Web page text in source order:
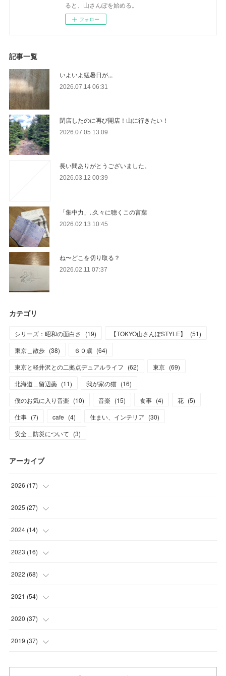
ると、山さんぽを始める。
フォロー
記事一覧
いよいよ猛暑日が,,,
2026.07.14 06:31
閉店したのに再び開店！山に行きたい！
2026.07.05 13:09
長い間ありがとうございました。
2026.03.12 00:39
「集中力」..久々に聴くこの言葉
2026.02.13 10:45
ね〜どこを切り取る？
2026.02.11 07:37
カテゴリ
シリーズ：昭和の面白さ (19) 【TOKYO山さんぽSTYLE】 (51)
東京＿散歩 (38) ６０歳 (64)
東京と軽井沢との二拠点デュアルライフ (62) 東京 (69)
北海道＿留辺蘂 (11) 我が家の猫 (16)
僕のお気に入り音楽 (10) 音楽 (15) 食事 (4) 花 (5)
仕事 (7) cafe (4) 住まい、インテリア (30)
安全＿防災について (3)
アーカイブ
2026 (17)
(2
(1
(6
(8
2025 (27)
(1
(4
(16
(1
2024 (14)
(3
(1
(10
2023 (16)
(4
(5
(2
(3
2022 (68)
(4
(6
(3
2021 (54)
(5
(4
2020 (37)
(6
2019 (37)